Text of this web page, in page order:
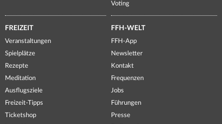
Voting
FREIZEIT
Veranstaltungen
Spielplätze
Rezepte
Meditation
Ausflugsziele
Freizeit-Tipps
Ticketshop
FFH-WELT
FFH-App
Newsletter
Kontakt
Frequenzen
Jobs
Führungen
Presse